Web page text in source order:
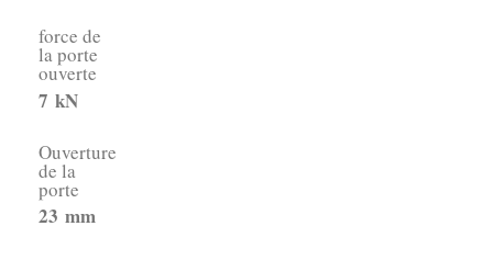
force de
la porte
ouverte
7 kN
Ouverture
de la
porte
23 mm